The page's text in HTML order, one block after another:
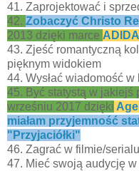
41. Zaprojektować i
42. Zobaczyć Christo
2013 dzięki marce
43. Zjeść romantyczną
pięknym widokiem
44. Wysłać wiadomość w
45. Być statystą w jakiejś
wrześniu 2017 dzięki
miałam przyjemność
"Przyjaciółki"
46. Zagrać w filmie/
47. Mieć swoją audycję